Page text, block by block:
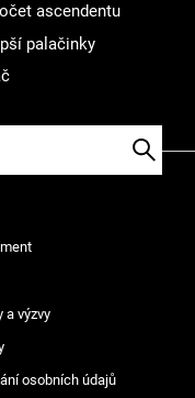
ascendentu
palačinky
a výzvy
osobních údajů